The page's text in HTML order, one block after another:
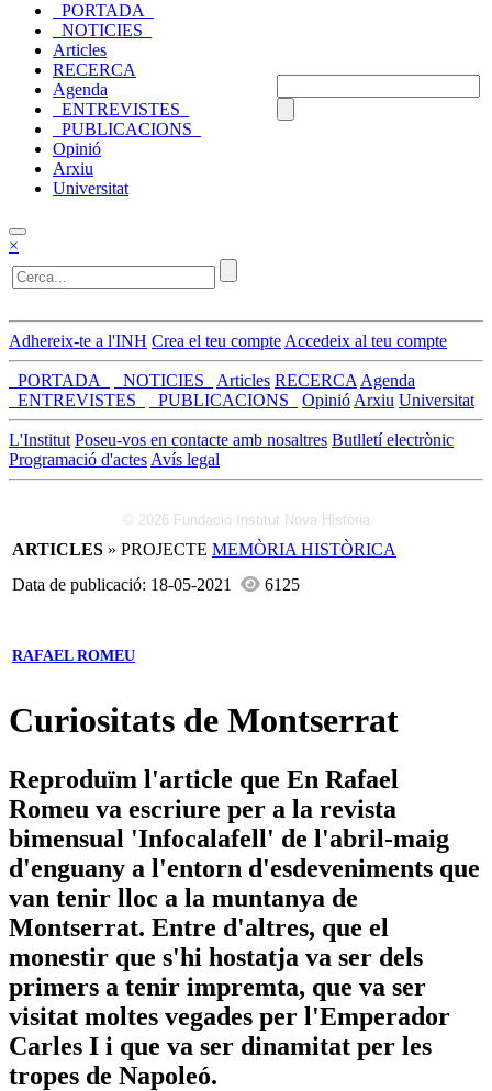
_PORTADA_
_NOTICIES_
Articles
RECERCA
Agenda
_ENTREVISTES_
_PUBLICACIONS_
Opinió
Arxiu
Universitat
×
Adhereix-te a l'INH Crea el teu compte Accedeix al teu compte
_PORTADA_ _NOTICIES_ Articles RECERCA Agenda
_ENTREVISTES_
_PUBLICACIONS_ Opinió Arxiu Universitat
L'Institut Poseu-vos en contacte amb nosaltres Butlletí electrònic
Programació d'actes Avís legal
© 2026 Fundació Institut Nova Història
ARTICLES » PROJECTE MEMÒRIA HISTÒRICA
Data de publicació: 18-05-2021
6125
RAFAEL ROMEU
Curiositats de Montserrat
Reproduïm l'article que En Rafael
Romeu va escriure per a la revista
bimensual 'Infocalafell' de l'abril-maig
d'enguany a l'entorn d'esdeveniments que
van tenir lloc a la muntanya de
Montserrat. Entre d'altres, que el
monestir que s'hi hostatja va ser dels
primers a tenir impremta, que va ser
visitat moltes vegades per l'Emperador
Carles I i que va ser dinamitat per les
tropes de Napoleó.